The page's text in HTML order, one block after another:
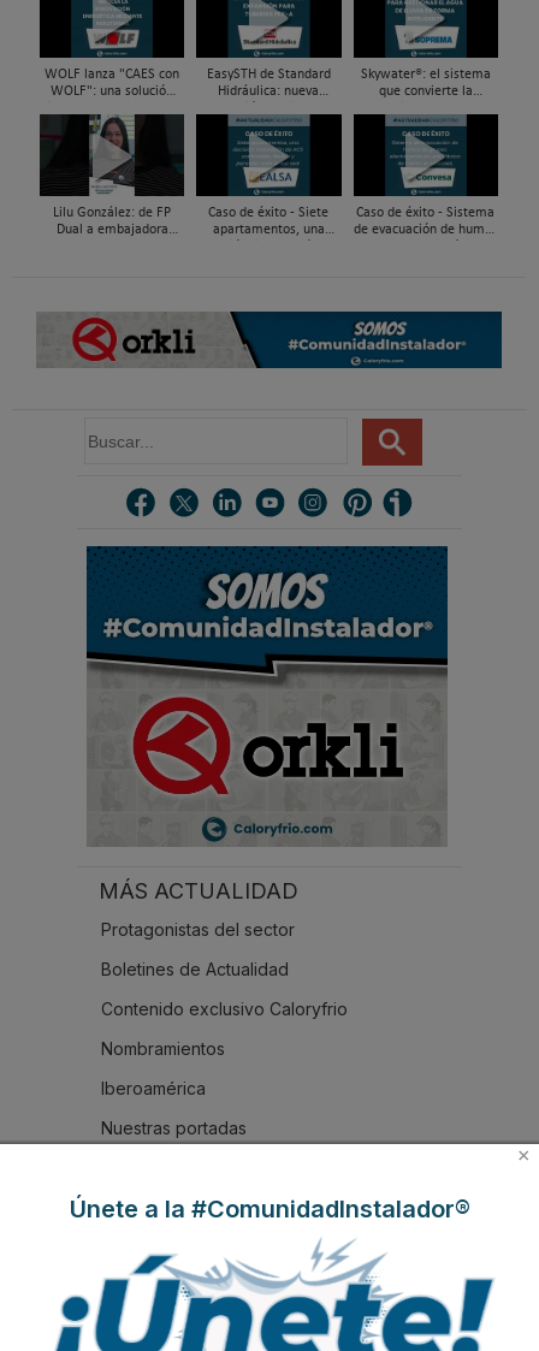
WOLF lanza "CAES con
WOLF": una solución
la renovación energética
mediante...
EasySTH de Standard
Hidráulica: nueva
de expansión para
tuberías PEX
Skywater®: el sistema
que convierte la
infraestructura activa de
gestión del agua...
Lilu González: de FP
Dual a embajadora
Caso de éxito - Siete
apartamentos, una
Caso de éxito - Sistema
de evacuación de humos
u
r
.
MÁS ACTUALIDAD
Protagonistas del sector
Boletines de Actualidad
Contenido exclusivo Caloryfrio
Nombramientos
Iberoamérica
Nuestras portadas
NOTICIAS DESTACADAS
Suscríbete a
nuestros boletines
×
Únete a la #ComunidadInstalador®